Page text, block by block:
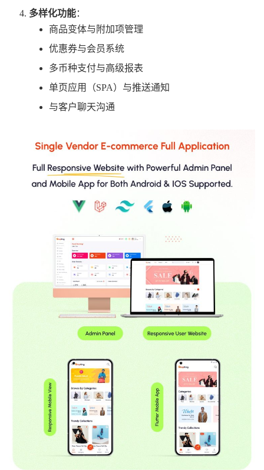
多样化功能‌：
商品变体与附加项管理
优惠券与会员系统
多币种支付与高级报表
单页应用（SPA）与推送通知
与客户聊天沟通